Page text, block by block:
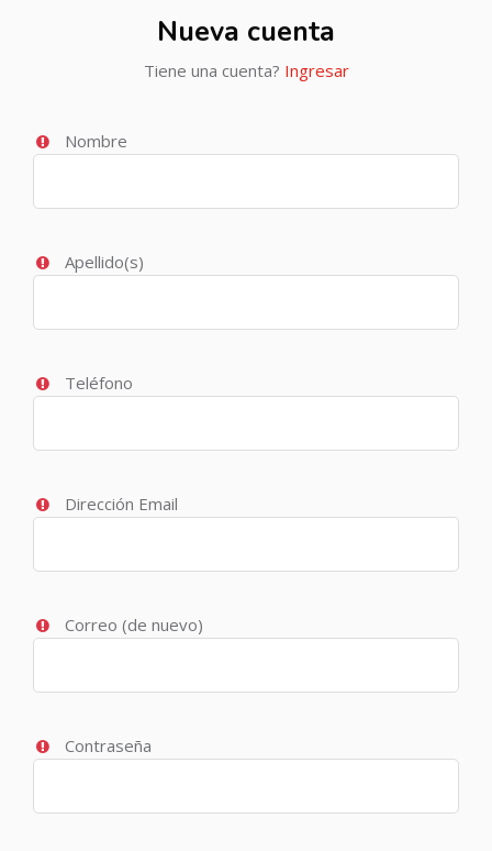
Nueva cuenta
Tiene una cuenta? Ingresar
Nombre
Apellido(s)
Teléfono
Dirección Email
Correo (de nuevo)
Contraseña